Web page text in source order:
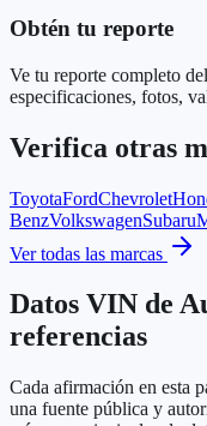
Obtén tu reporte
Ve tu reporte completo
especificaciones, fotos,
Verifica otras
ToyotaFordChevrolet
BenzVolkswagenSubaru
Ver todas las marcas
Datos VIN de
referencias
Cada afirmación en esta
una fuente pública y